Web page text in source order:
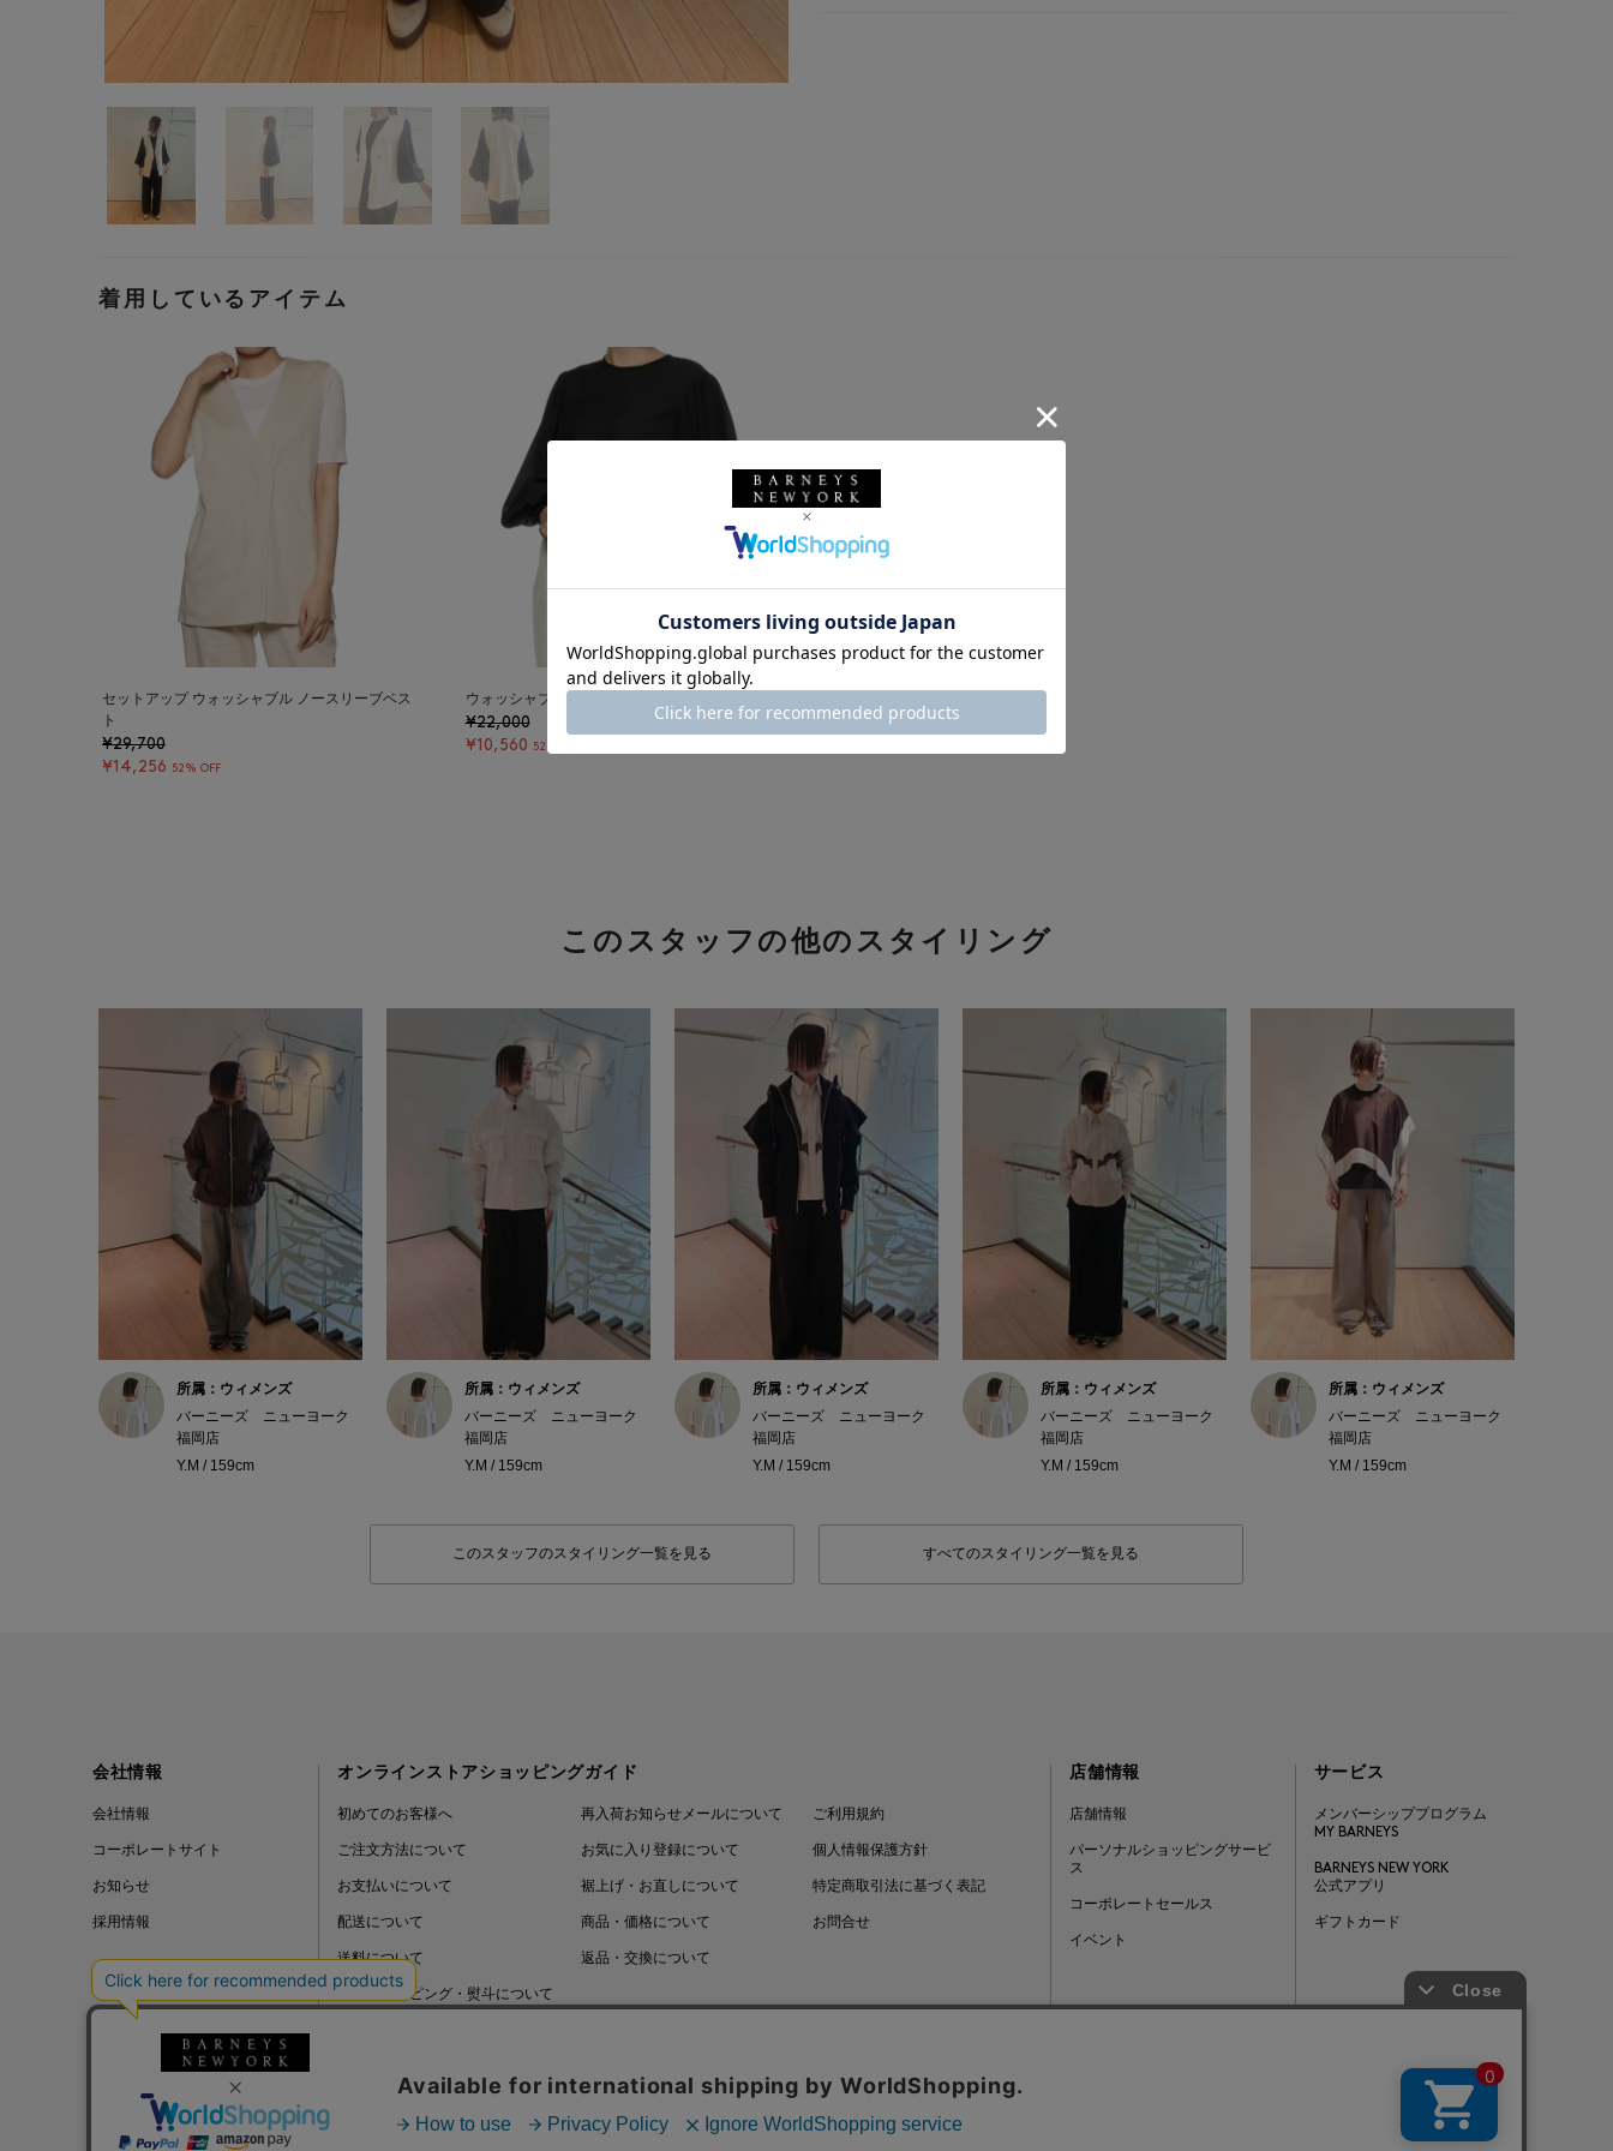
着用しているアイテム
セットアップ ウォッシャブル ノースリーブベス
ト
¥29,700
¥14,256 52% OFF
ウォッシャブル ボリュームスリーブブラウス
¥22,000
¥10,560 52% OFF
このスタッフの他のスタイリング
所属：ウィメンズ
バーニーズ ニューヨーク
福岡店
Y.M / 159cm
所属：ウィメンズ
バーニーズ ニューヨーク
福岡店
Y.M / 159cm
所属：ウィメンズ
バーニーズ ニューヨーク
福岡店
Y.M / 159cm
所属：ウィメンズ
バーニーズ ニューヨーク
福岡店
Y.M / 159cm
所属：ウィメンズ
バーニーズ ニューヨーク
福岡店
Y.M / 159cm
このスタッフのスタイリング一覧を見る すべてのスタイリング一覧を見る
会社情報
会社情報
コーポレートサイト
お知らせ
採用情報
オンラインストアショッピングガイド
初めてのお客様へ
ご注文方法について
お支払いについて
配送について
送料について
ギフトラッピング・熨斗について
再入荷お知らせメールについて
お気に入り登録について
裾上げ・お直しについて
商品・価格について
返品・交換について
ご利用規約
個人情報保護方針
特定商取引法に基づく表記
お問合せ
店舗情報
店舗情報
パーソナルショッピングサービ
ス
コーポレートセールス
イベント
サービス
メンバーシッププログラム
MY BARNEYS
BARNEYS NEW YORK
公式アプリ
ギフトカード